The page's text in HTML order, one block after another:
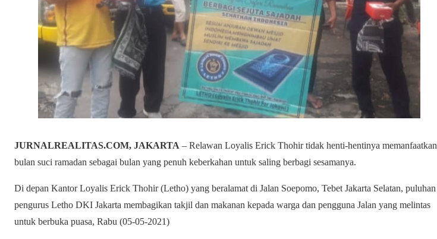
JURNALREALITAS.COM, JAKARTA – Relawan Loyalis Erick Thohir tidak henti-hentinya memanfaatkan
bulan suci ramadan sebagai bulan yang penuh keberkahan untuk saling berbagi sesamanya.
Di depan Kantor Loyalis Erick Thohir (Letho) yang beralamat di Jalan Soepomo, Tebet Jakarta Selatan, puluhan
pengurus Letho DKI Jakarta membagikan takjil dan makanan kepada warga dan pengguna Jalan yang melintas
untuk berbuka puasa, Rabu (05-05-2021)